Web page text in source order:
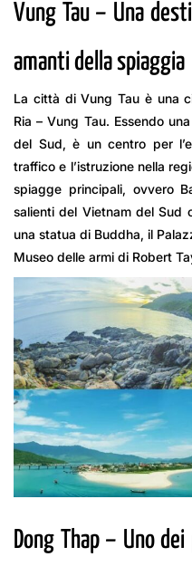
Vung Tau – Una
amanti della spiaggia
La città di Vung Tau è una
Ria – Vung Tau. Essendo
del Sud, è un centro per
traffico e l’istruzione nella
spiagge principali, ovvero
salienti del Vietnam del Sud
una statua di Buddha, il
Museo delle armi di Robert
Dong Thap – Uno